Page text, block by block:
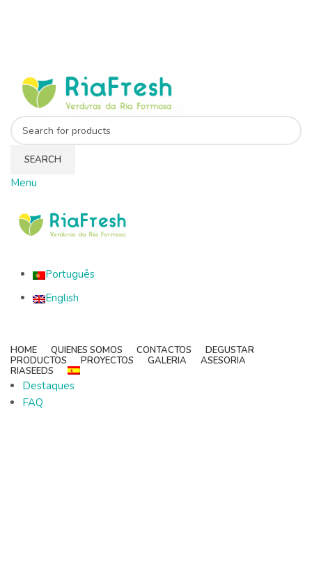
SEARCH
Menu
Português
English
HOME QUIENES SOMOS CONTACTOS
DEGUSTAR
PRODUCTOS
PROYECTOS GALERIA
ASESORIA
RIASEEDS
Destaques
FAQ